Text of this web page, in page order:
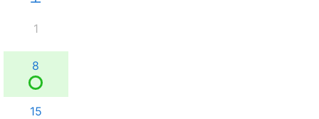
1
8
15